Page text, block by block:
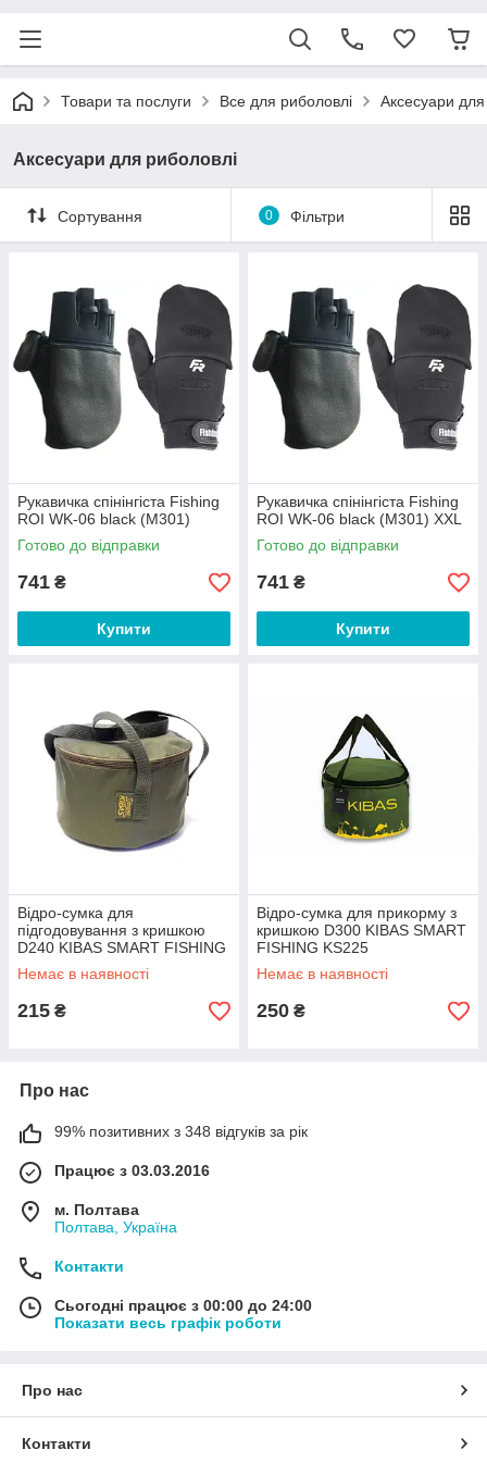
Товари та послуги Все для риболовлі Аксесуари
Аксесуари для риболовлі
Сортування 0 Фільтри
Рукавичка спінінгіста Fishing
ROI WK-06 black (M301)
Готово до відправки
741 ₴
Купити
Рукавичка спінінгіста Fishing
ROI WK-06 black (M301) XXL
Готово до відправки
741 ₴
Купити
Відро-сумка для
підгодовування з кришкою
D240 KIBAS SMART FISHING
Немає в наявності
215 ₴
Відро-сумка для прикорму з
кришкою D300 KIBAS SMART
FISHING KS225
Немає в наявності
250 ₴
Про нас
99% позитивних з 348 відгуків за рік
Працює з 03.03.2016
м. Полтава
Полтава, Україна
Контакти
Сьогодні працює з 00:00 до 24:00
Показати весь графік роботи
Про нас
Контакти